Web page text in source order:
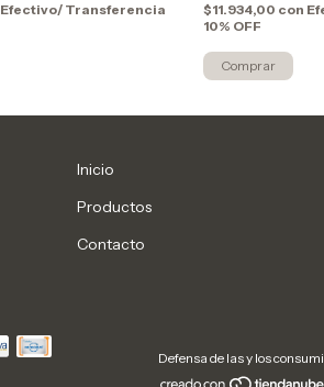
Efectivo/ Transferencia
$11.934,00 con
10% OFF
Inicio
Productos
Contacto
Defensa de las y los